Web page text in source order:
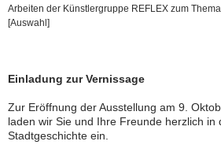
Arbeiten der Künstlergruppe REFLEX zum
[Auswahl]
Einladung zur Vernissage
Zur Eröffnung der Ausstellung am 9.
laden wir Sie und Ihre Freunde herzlich in
Stadtgeschichte ein.